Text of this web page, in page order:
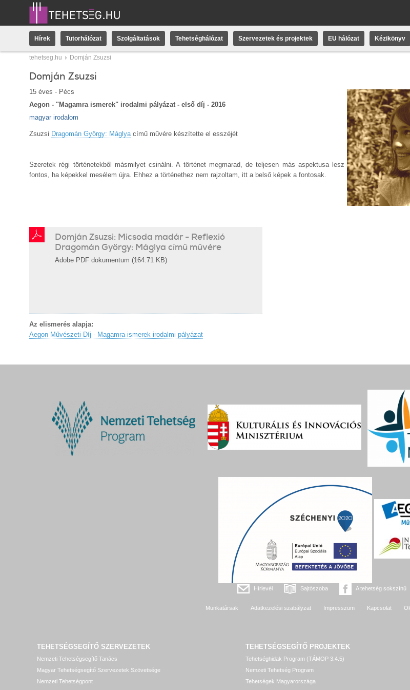
Hírek Tutorhálózat Szolgáltatások Tehetséghálózat Szervezetek és projektek EU hálózat Kézikönyv
tehetseg.hu Domján Zsuzsi
Domján Zsuzsi
15 éves - Pécs
Aegon - "Magamra ismerek" irodalmi pályázat - első díj - 2016
magyar irodalom
Zsuzsi Dragomán György: Máglyacímű művére készítette el esszéjét
Szeretek régi történetekből másmilyet csinálni. A történet megmarad, de teljesen más aspektusa lesz
fontos, ha képekkel mesélem újra. Ehhez a történethez nem rajzoltam, itt a belső képek a fontosak.
Domján Zsuzsi: Micsoda madár - Reflexió
Dragomán György: Máglya című művére
Adobe PDF dokumentum (164.71 KB)
Az elismerés alapja:
Aegon Művészeti Díj - Magamra ismerek irodalmi pályázat
Hírlevél Sajtószoba A tehetség sokszínű
Munkatársak Adatkezelési szabályzat Impresszum Kapcsolat
TEHETSÉGSEGÍTŐ SZERVEZETEK
Nemzeti Tehetségsegítő Tanács
Magyar Tehetségsegítő Szervezetek Szövetsége
Nemzeti Tehetségpont
TEHETSÉGSEGÍTŐ PROJEKTEK
Tehetséghidak Program (TÁMOP 3.4.5)
Nemzeti Tehetség Program
Tehetségek Magyarországa